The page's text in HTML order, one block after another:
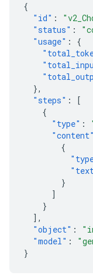
{
"id" :
"status" :
"usage" :
{
},
"steps" :
[
{
"type" :
"content"
{
}
]
}
],
"object" :
"model" :
}